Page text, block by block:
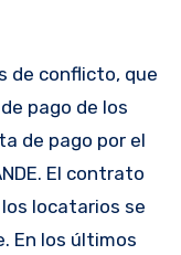
de conflicto, que
pago de los
de pago por el
El contrato
locatarios se
En los últimos